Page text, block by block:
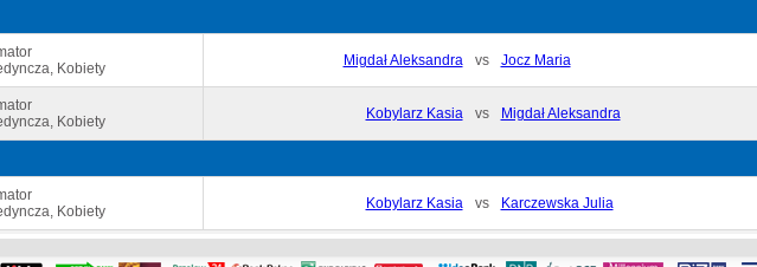
Kobiety
Migdał Aleksandra vs Jocz Maria
Kobiety
Kobylarz Kasia vs Migdał Aleksandra
Kobiety
Kobylarz Kasia vs Karczewska Julia